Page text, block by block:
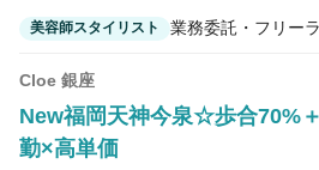
美容師スタイリスト 業務委託・フリー
Cloe 銀座
New福岡天神今泉☆歩合70%
勤×高単価